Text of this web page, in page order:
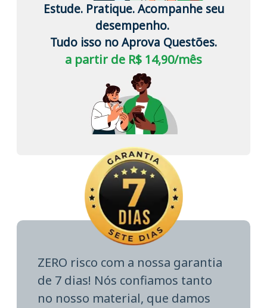
Estude. Pratique. Acompanhe seu
desempenho.
Tudo isso no Aprova Questões.
a partir de R$ 14,90/mês
ZERO risco com a nossa garantia
de 7 dias! Nós confiamos tanto
no nosso material, que damos